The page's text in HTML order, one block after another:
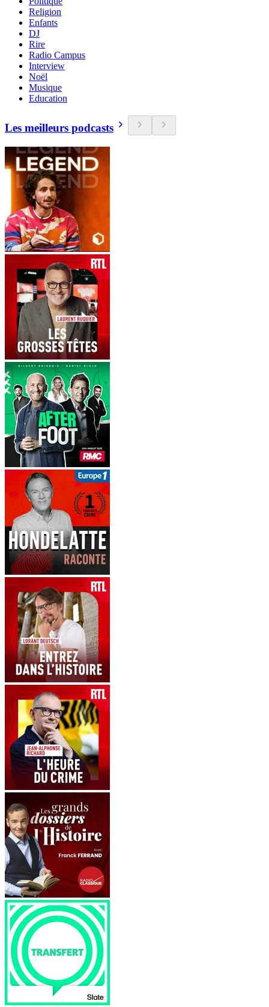
Religion
Enfants
DJ
Rire
Radio Campus
Interview
Noël
Musique
Education
Les meilleurs podcasts